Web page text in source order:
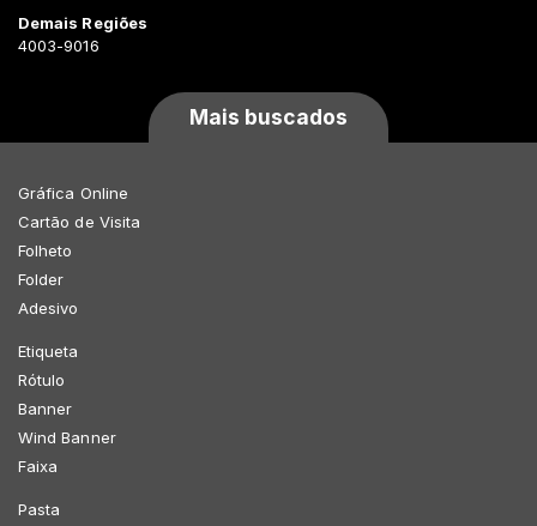
Demais Regiões
4003-9016
Mais buscados
Gráfica Online
Cartão de Visita
Folheto
Folder
Adesivo
Etiqueta
Rótulo
Banner
Wind Banner
Faixa
Pasta